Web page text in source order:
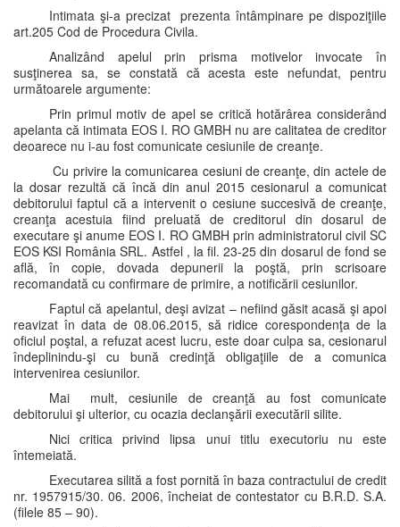
Intimata şi-a precizat prezenta întâmpinare pe dispoziţiile
art.205 Cod de Procedura Civila.
Analizând apelul prin prisma motivelor invocate în
susţinerea sa, se constată că acesta este nefundat, pentru
următoarele argumente:
Prin primul motiv de apel se critică hotărârea considerând
apelanta că intimata EOS I. RO GMBH nu are calitatea de creditor
deoarece nu i-au fost comunicate cesiunile de creanţe.
Cu privire la comunicarea cesiuni de creanţe, din actele de
la dosar rezultă că încă din anul 2015 cesionarul a comunicat
debitorului faptul că a intervenit o cesiune succesivă de creanţe,
creanţa acestuia fiind preluată de creditorul din dosarul de
executare şi anume EOS I. RO GMBH prin administratorul civil SC
EOS KSI România SRL. Astfel , la fil. 23-25 din dosarul de fond se
află, în copie, dovada depunerii la poştă, prin scrisoare
recomandată cu confirmare de primire, a notificării cesiunilor.
Faptul că apelantul, deşi avizat – nefiind găsit acasă şi apoi
reavizat în data de 08.06.2015, să ridice corespondenţa de la
oficiul poştal, a refuzat acest lucru, este doar culpa sa, cesionarul
îndeplinindu-şi cu bună credinţă obligaţiile de a comunica
intervenirea cesiunilor.
Mai mult, cesiunile de creanţă au fost comunicate
debitorului şi ulterior, cu ocazia declanşării executării silite.
Nici critica privind lipsa unui titlu executoriu nu este
întemeiată.
Executarea silită a fost pornită în baza contractului de credit
nr. 1957915/30. 06. 2006, încheiat de contestator cu B.R.D. S.A.
(filele 85 – 90).